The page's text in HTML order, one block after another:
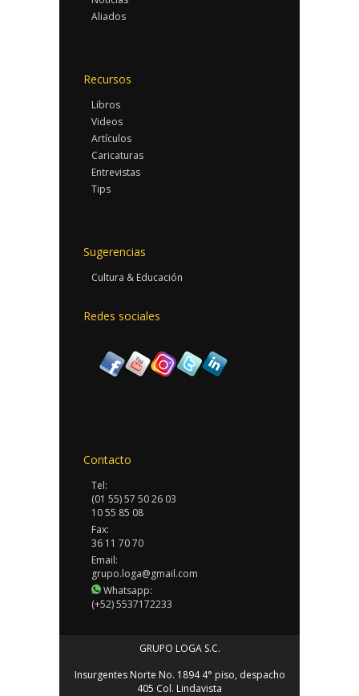
Aliados
Recursos
Libros
Videos
Artículos
Caricaturas
Entrevistas
Tips
Sugerencias
Cultura & Educación
Redes sociales
Contacto
Tel:
(01 55) 57 50 26 03
10 55 85 08
Fax:
36 11 70 70
Email:
grupo.loga@gmail.com
Whatsapp:
(+52) 5537172233
GRUPO LOGA S.C.
Insurgentes Norte No. 1894 4° piso, despacho
405 Col. Lindavista